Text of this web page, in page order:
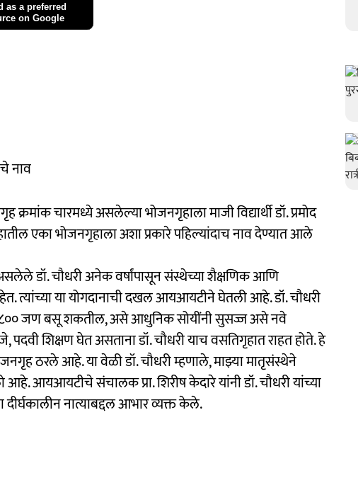
as a preferred
on Google
नाव
चारमध्ये असलेल्या भोजनगृहाला माजी विद्यार्थी डॉ. प्रमोद
एका भोजनगृहाला अशा प्रकारे पहिल्यांदाच नाव देण्यात आले
डॉ. चौधरी अनेक वर्षांपासून संस्थेच्या शैक्षणिक आणि
त्यांच्या या योगदानाची दखल आयआयटीने घेतली आहे. डॉ. चौधरी
८०० जण बसू शकतील, असे आधुनिक सोयींनी सुसज्ज असे नवे
शिक्षण घेत असताना डॉ. चौधरी याच वसतिगृहात राहत होते. हे
ठरले आहे. या वेळी डॉ. चौधरी म्हणाले, माझ्या मातृसंस्थेने
आयआयटीचे संचालक प्रा. शिरीष केदारे यांनी डॉ. चौधरी यांच्या
नात्याबद्दल आभार व्यक्त केले.